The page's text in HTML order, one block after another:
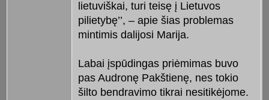
lietuviškai, turi teisę į Lietuvos
pilietybę’’, – apie šias problemas
mintimis dalijosi Marija.
Labai įspūdingas priėmimas buvo
pas Audronę Pakštienę, nes tokio
šilto bendravimo tikrai nesitikėjome.